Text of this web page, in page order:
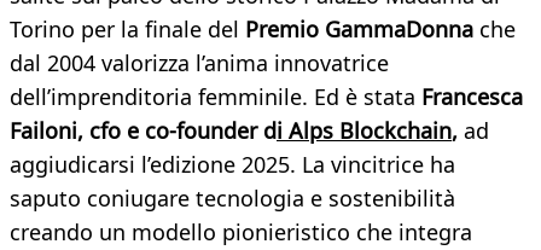
Torino per la finale del Premio GammaDonna che
dal 2004 valorizza l’anima innovatrice
dell’imprenditoria femminile. Ed è stata Francesca
Failoni, cfo e co-founder di Alps Blockchain, ad
aggiudicarsi l’edizione 2025. La vincitrice ha
saputo coniugare tecnologia e sostenibilità
creando un modello pionieristico che integra